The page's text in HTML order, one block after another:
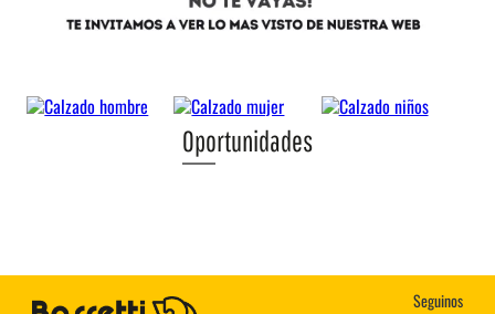
Oportunidades
Seguinos